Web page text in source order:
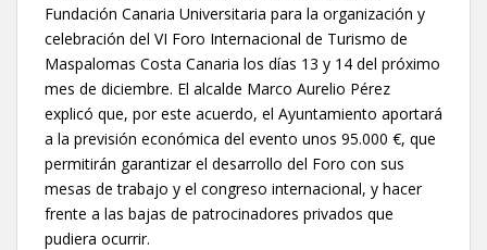
Fundación Canaria Universitaria para la organización y
celebración del VI Foro Internacional de Turismo de
Maspalomas Costa Canaria los días 13 y 14 del próximo
mes de diciembre. El alcalde Marco Aurelio Pérez
explicó que, por este acuerdo, el Ayuntamiento aportará
a la previsión económica del evento unos 95.000 €, que
permitirán garantizar el desarrollo del Foro con sus
mesas de trabajo y el congreso internacional, y hacer
frente a las bajas de patrocinadores privados que
pudiera ocurrir.